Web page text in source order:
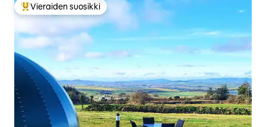
Vieraiden suosikkien parhaimmistoa
Vieraiden suosikki